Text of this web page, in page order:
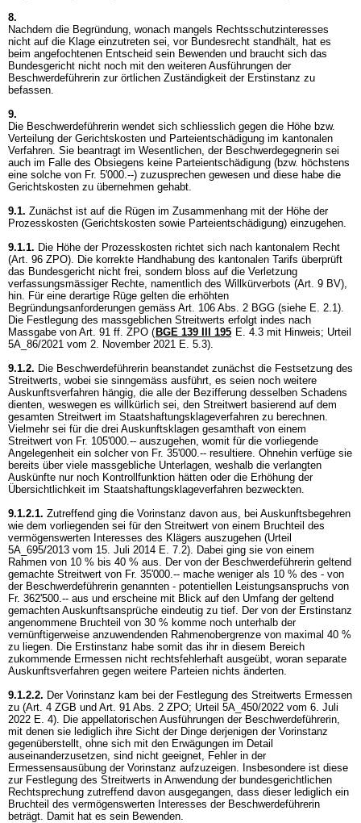
8.
Nachdem die Begründung, wonach mangels Rechtsschutzinteresses
nicht auf die Klage einzutreten sei, vor Bundesrecht standhält, hat es
beim angefochtenen Entscheid sein Bewenden und braucht sich das
Bundesgericht nicht noch mit den weiteren Ausführungen der
Beschwerdeführerin zur örtlichen Zuständigkeit der Erstinstanz zu
befassen.
9.
Die Beschwerdeführerin wendet sich schliesslich gegen die Höhe bzw.
Verteilung der Gerichtskosten und Parteientschädigung im kantonalen
Verfahren. Sie beantragt im Wesentlichen, der Beschwerdegegnerin sei
auch im Falle des Obsiegens keine Parteientschädigung (bzw. höchstens
eine solche von Fr. 5'000.--) zuzusprechen gewesen und diese habe die
Gerichtskosten zu übernehmen gehabt.
9.1. Zunächst ist auf die Rügen im Zusammenhang mit der Höhe der
Prozesskosten (Gerichtskosten sowie Parteientschädigung) einzugehen.
9.1.1. Die Höhe der Prozesskosten richtet sich nach kantonalem Recht
(Art. 96 ZPO). Die korrekte Handhabung des kantonalen Tarifs überprüft
das Bundesgericht nicht frei, sondern bloss auf die Verletzung
verfassungsmässiger Rechte, namentlich des Willkürverbots (Art. 9 BV),
hin. Für eine derartige Rüge gelten die erhöhten
Begründungsanforderungen gemäss Art. 106 Abs. 2 BGG (siehe E. 2.1).
Die Festlegung des massgeblichen Streitwerts erfolgt indes nach
Massgabe von Art. 91 ff. ZPO ( BGE 139 III 195 E. 4.3 mit Hinweis; Urteil
5A_86/2021 vom 2. November 2021 E. 5.3).
9.1.2. Die Beschwerdeführerin beanstandet zunächst die Festsetzung des
Streitwerts, wobei sie sinngemäss ausführt, es seien noch weitere
Auskunftsverfahren hängig, die alle der Bezifferung desselben Schadens
dienten, weswegen es willkürlich sei, den Streitwert basierend auf dem
gesamten Streitwert im Staatshaftungsklageverfahren zu berechnen.
Vielmehr sei für die drei Auskunftsklagen gesamthaft von einem
Streitwert von Fr. 105'000.-- auszugehen, womit für die vorliegende
Angelegenheit ein solcher von Fr. 35'000.-- resultiere. Ohnehin verfüge sie
bereits über viele massgebliche Unterlagen, weshalb die verlangten
Auskünfte nur noch Kontrollfunktion hätten oder die Erhöhung der
Übersichtlichkeit im Staatshaftungsklageverfahren bezweckten.
9.1.2.1. Zutreffend ging die Vorinstanz davon aus, bei Auskunftsbegehren
wie dem vorliegenden sei für den Streitwert von einem Bruchteil des
vermögenswerten Interesses des Klägers auszugehen (Urteil
5A_695/2013 vom 15. Juli 2014 E. 7.2). Dabei ging sie von einem
Rahmen von 10 % bis 40 % aus. Der von der Beschwerdeführerin geltend
gemachte Streitwert von Fr. 35'000.-- mache weniger als 10 % des - von
der Beschwerdeführerin genannten - potentiellen Leistungsanspruchs von
Fr. 362'500.-- aus und erscheine mit Blick auf den Umfang der geltend
gemachten Auskunftsansprüche eindeutig zu tief. Der von der Erstinstanz
angenommene Bruchteil von 30 % komme noch unterhalb der
vernünftigerweise anzuwendenden Rahmenobergrenze von maximal 40 %
zu liegen. Die Erstinstanz habe somit das ihr in diesem Bereich
zukommende Ermessen nicht rechtsfehlerhaft ausgeübt, woran separate
Auskunftsverfahren gegen weitere Parteien nichts änderten.
9.1.2.2. Der Vorinstanz kam bei der Festlegung des Streitwerts Ermessen
zu (Art. 4 ZGB und Art. 91 Abs. 2 ZPO; Urteil 5A_450/2022 vom 6. Juli
2022 E. 4). Die appellatorischen Ausführungen der Beschwerdeführerin,
mit denen sie lediglich ihre Sicht der Dinge derjenigen der Vorinstanz
gegenüberstellt, ohne sich mit den Erwägungen im Detail
auseinanderzusetzen, sind nicht geeignet, Fehler in der
Ermessensausübung der Vorinstanz aufzuzeigen. Insbesondere ist diese
zur Festlegung des Streitwerts in Anwendung der bundesgerichtlichen
Rechtsprechung zutreffend davon ausgegangen, dass dieser lediglich ein
Bruchteil des vermögenswerten Interesses der Beschwerdeführerin
beträgt. Damit hat es sein Bewenden.